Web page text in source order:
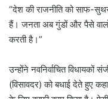
“देश की राजनीति को साफ-
हैं। जनता अब गुंडों और पैसे
करती है।”
उन्होंने नवनिर्वाचित विधायकों
(विसावदर) को बधाई देते हुए